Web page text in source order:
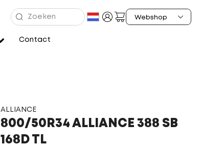
Contact
ALLIANCE
800/50R34 ALLIANCE 388 SB
168D TL